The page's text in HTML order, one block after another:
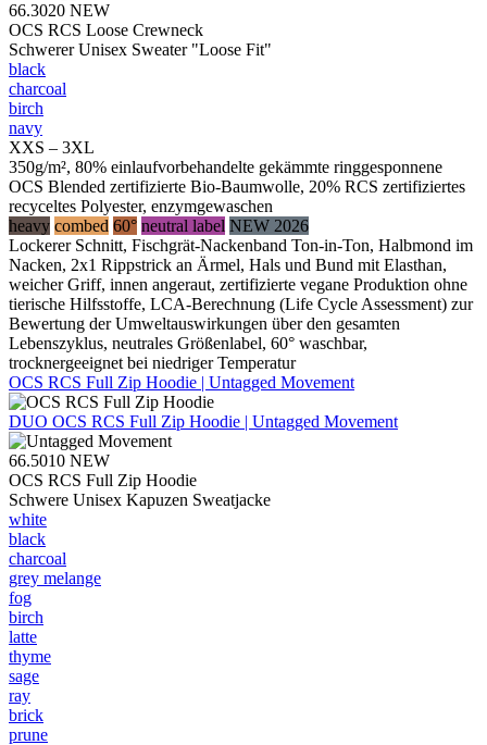
66.3020 NEW
OCS RCS Loose Crewneck
Schwerer Unisex Sweater "Loose Fit"
black
charcoal
birch
navy
XXS – 3XL
350g/m², 80% einlaufvorbehandelte gekämmte ringgesponnene
OCS Blended zertifizierte Bio-Baumwolle, 20% RCS zertifiziertes
recyceltes Polyester, enzymgewaschen
heavy combed 60° neutral label NEW 2026
Lockerer Schnitt, Fischgrät-Nackenband Ton-in-Ton, Halbmond im
Nacken, 2x1 Rippstrick an Ärmel, Hals und Bund mit Elasthan,
weicher Griff, innen angeraut, zertifizierte vegane Produktion ohne
tierische Hilfsstoffe, LCA-Berechnung (Life Cycle Assessment) zur
Bewertung der Umweltauswirkungen über den gesamten
Lebenszyklus, neutrales Größenlabel, 60° waschbar,
trocknergeeignet bei niedriger Temperatur
OCS RCS Full Zip Hoodie | Untagged Movement
DUO OCS RCS Full Zip Hoodie | Untagged Movement
66.5010 NEW
OCS RCS Full Zip Hoodie
Schwere Unisex Kapuzen Sweatjacke
white
black
charcoal
grey melange
fog
birch
latte
thyme
sage
ray
brick
prune